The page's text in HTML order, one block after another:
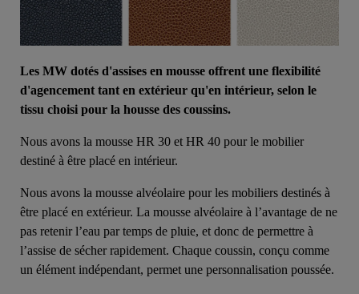
Les MW dotés d'assises en mousse offrent une flexibilité
d'agencement tant en extérieur qu'en intérieur, selon le
tissu choisi pour la housse des coussins.
Nous avons la mousse HR 30 et HR 40 pour le mobilier
destiné à être placé en intérieur.
Nous avons la mousse alvéolaire pour les mobiliers destinés à
être placé en extérieur. La mousse alvéolaire à l’avantage de ne
pas retenir l’eau par temps de pluie, et donc de permettre à
l’assise de sécher rapidement. Chaque coussin, conçu comme
un élément indépendant, permet une personnalisation poussée.